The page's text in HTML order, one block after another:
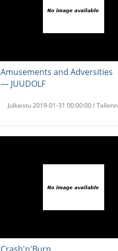
Amusements and Adversities
― JUUDOLF
Julkaistu 2019-01-31 00:00:00 /